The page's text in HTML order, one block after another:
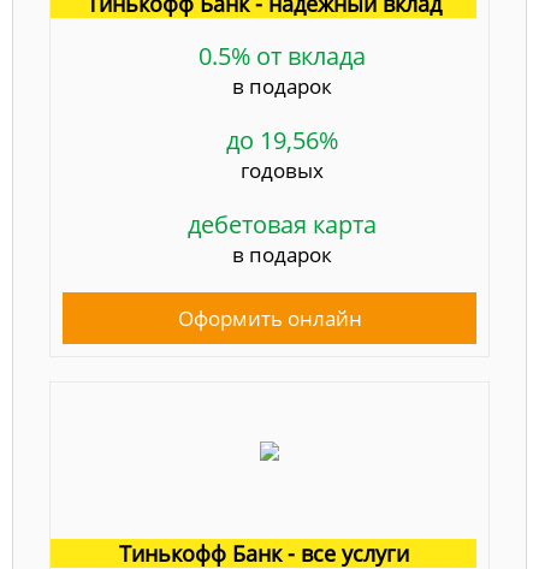
0.5% от вклада
в подарок
до 19,56%
годовых
дебетовая карта
в подарок
Оформить онлайн
Тинькофф Банк - все услуги